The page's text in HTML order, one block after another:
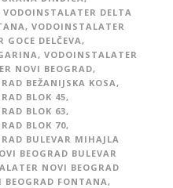
VODOINSTALATER DELTA
, VODOINSTALATER
DELČEVA ,
, VODOINSTALATER
NOVI BEOGRAD,
BEŽANIJSKA KOSA ,
BLOK 45,
BLOK 63,
BLOK 70,
BULEVAR MIHAJLA
BEOGRAD BULEVAR
NOVI BEOGRAD
FONTANA ,